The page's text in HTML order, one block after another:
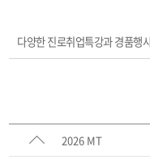
다양한 진로취업특강과 경품행
2026 MT